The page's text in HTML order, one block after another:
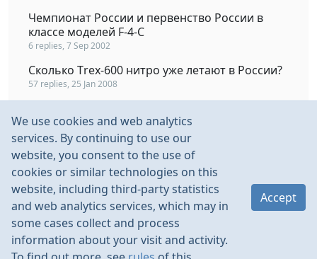
Чемпионат России и первенство России в
классе моделей F-4-C
6 replies, 7 Sep 2002
Сколько Тrex-600 нитро уже летают в России?
57 replies, 25 Jan 2008
самолётов?
167 replies, 20 Feb 2010
1\7 и 1\8 шосейники, сколько нас в в России,
давайте запишемся
58 replies, 14 Jul 2013
We use cookies and web analytics
services. By continuing to use our
website, you consent to the use of
cookies or similar technologies on this
website, including third-party statistics
and web analytics services, which may in
some cases collect and process
information about your visit and activity.
Accept